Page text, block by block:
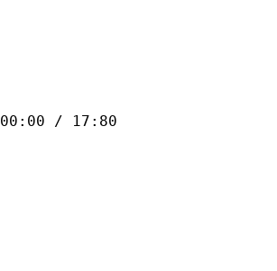
00:00 / 17:80